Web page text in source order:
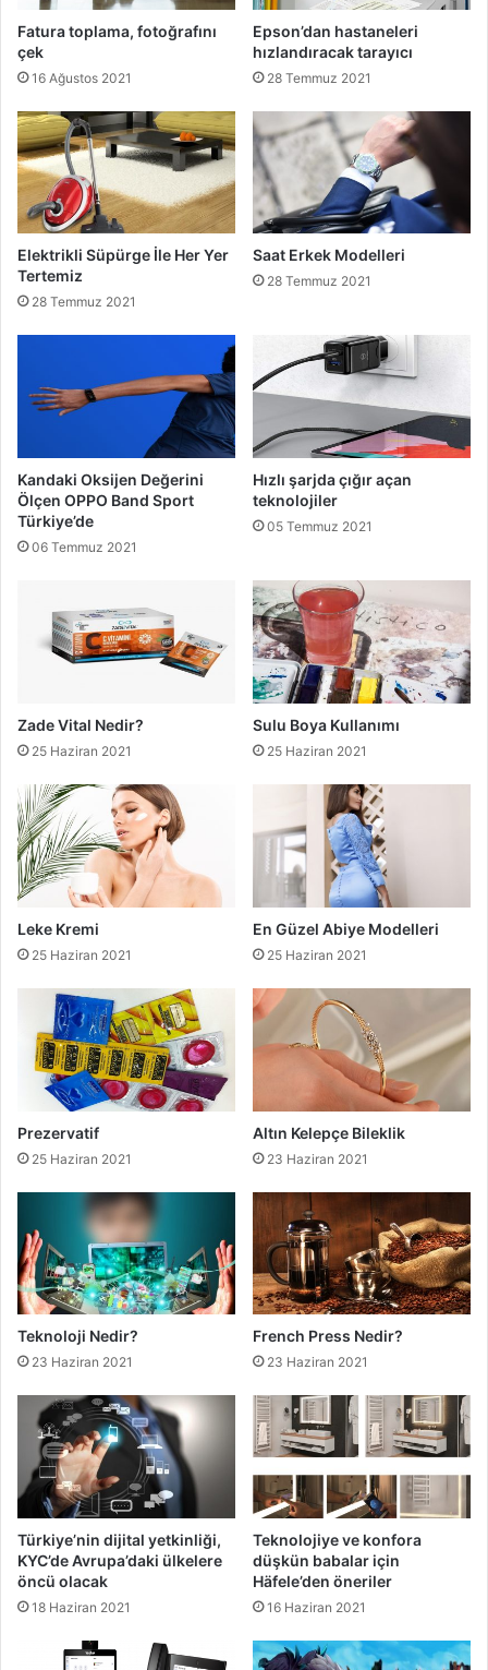
Fatura toplama, fotoğrafını
çek
16 Ağustos 2021
Epson’dan hastaneleri
hızlandıracak tarayıcı
28 Temmuz 2021
Elektrikli Süpürge İle Her Yer
Tertemiz
28 Temmuz 2021
Saat Erkek Modelleri
28 Temmuz 2021
Kandaki Oksijen Değerini
Ölçen OPPO Band Sport
Türkiye’de
06 Temmuz 2021
Hızlı şarjda çığır açan
teknolojiler
05 Temmuz 2021
Zade Vital Nedir?
25 Haziran 2021
Sulu Boya Kullanımı
25 Haziran 2021
Leke Kremi
25 Haziran 2021
En Güzel Abiye Modelleri
25 Haziran 2021
Prezervatif
25 Haziran 2021
Altın Kelepçe Bileklik
23 Haziran 2021
Teknoloji Nedir?
23 Haziran 2021
French Press Nedir?
23 Haziran 2021
Türkiye’nin dijital yetkinliği,
KYC’de Avrupa’daki ülkelere
öncü olacak
18 Haziran 2021
Teknolojiye ve konfora
düşkün babalar için
Häfele’den öneriler
16 Haziran 2021